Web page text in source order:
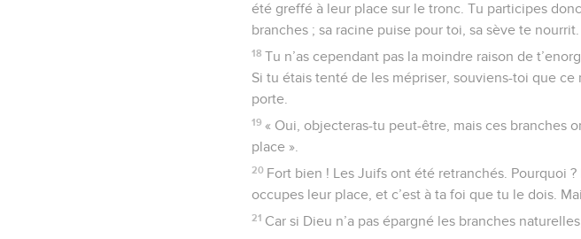
été greffé à leur place sur le tronc. Tu participes
branches ; sa racine puise pour toi, sa sève te nourrit.
18 Tu n’as cependant pas la moindre raison de
Si tu étais tenté de les mépriser, souviens-toi que ce
porte.
19 « Oui, objecteras-tu peut-être, mais ces branches
place ».
20 Fort bien ! Les Juifs ont été retranchés. Pourquoi
occupes leur place, et c’est à ta foi que tu le dois.
21 Car si Dieu n’a pas épargné les branches